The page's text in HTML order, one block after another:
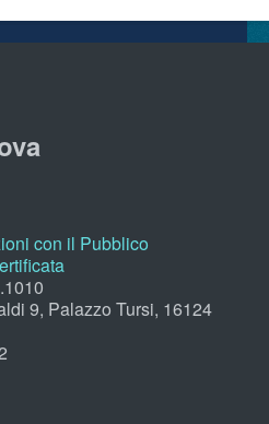
con il Pubblico
9, Palazzo Tursi, 16124